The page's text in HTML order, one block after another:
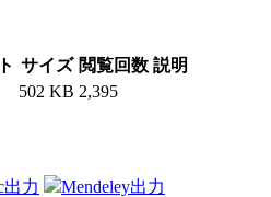
サイズ 閲覧回数 説明
502 KB 2,395
出力 Mendeley出力